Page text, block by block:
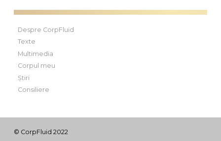
Despre CorpFluid
Texte
Multimedia
Corpul meu
Știri
Consiliere
© CorpFluid 2022